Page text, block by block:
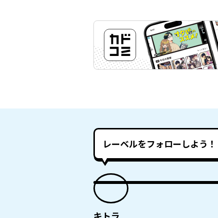
レーベルをフォローしよう！